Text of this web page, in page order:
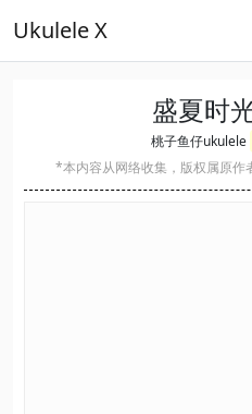
Ukulele X
盛夏时
桃子鱼仔ukulele
*本内容从网络收集，版权属原作